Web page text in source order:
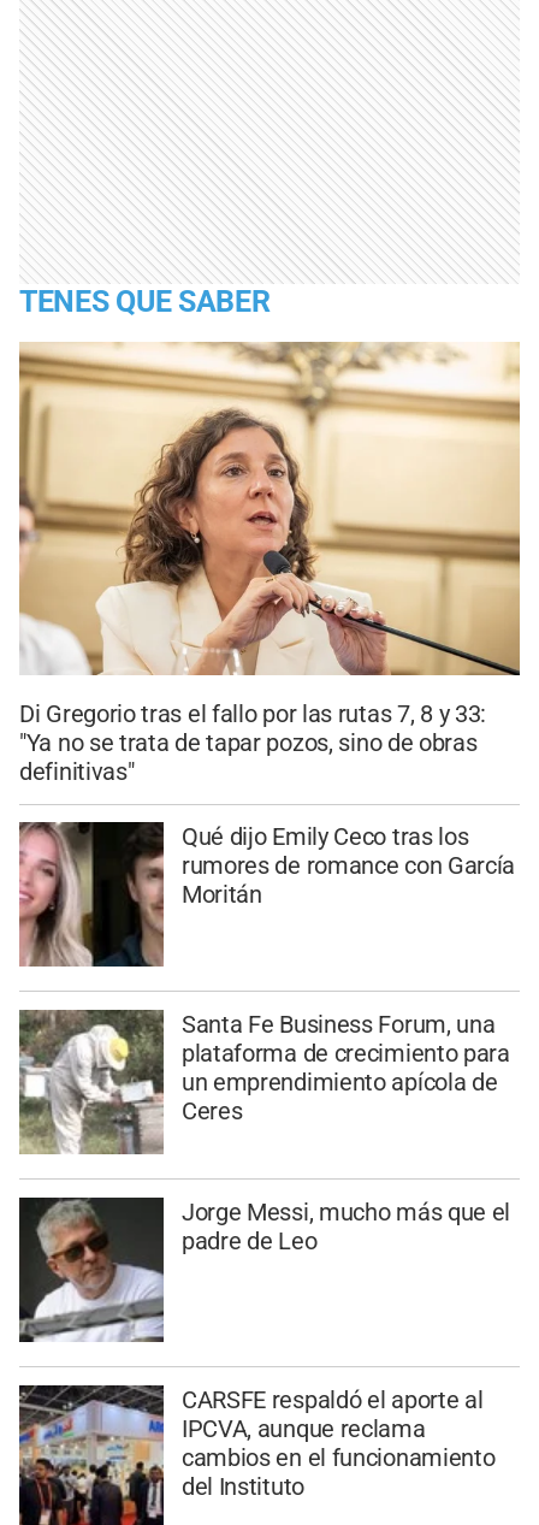
TENES QUE SABER
Di Gregorio tras el fallo por las rutas 7, 8 y 33:
"Ya no se trata de tapar pozos, sino de obras
definitivas"
Qué dijo Emily Ceco tras los
rumores de romance con García
Moritán
Santa Fe Business Forum, una
plataforma de crecimiento para
un emprendimiento apícola de
Ceres
Jorge Messi, mucho más que el
padre de Leo
CARSFE respaldó el aporte al
IPCVA, aunque reclama
cambios en el funcionamiento
del Instituto